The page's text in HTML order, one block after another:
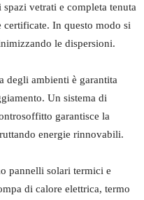
vetrati e completa tenuta
In questo modo si
le dispersioni.
degli ambienti è garantita
Un sistema di
garantisce la
energie rinnovabili.
pannelli solari termici e
di calore elettrica, termo